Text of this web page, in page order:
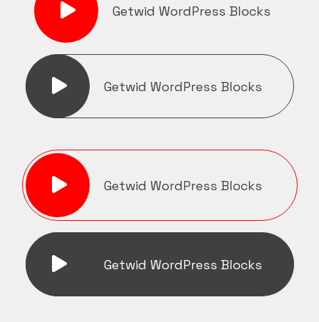
Getwid WordPress Blocks
Getwid WordPress Blocks
Getwid WordPress Blocks
Getwid WordPress Blocks